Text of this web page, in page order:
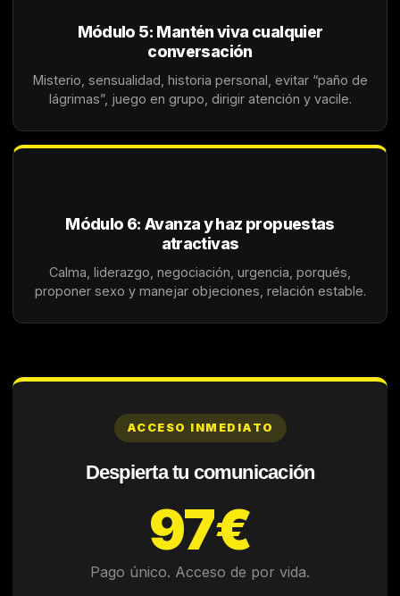
Módulo 5: Mantén viva cualquier
conversación
Misterio, sensualidad, historia personal, evitar “paño de
lágrimas”, juego en grupo, dirigir atención y vacile.
Módulo 6: Avanza y haz propuestas
atractivas
Calma, liderazgo, negociación, urgencia, porqués,
proponer sexo y manejar objeciones, relación estable.
ACCESO INMEDIATO
Despierta tu comunicación
97€
Pago único. Acceso de por vida.